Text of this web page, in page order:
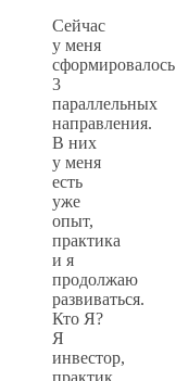
Сейчас
у меня
сформировалось
3
параллельных
направления.
В них
у меня
есть
уже
опыт,
практика
и я
продолжаю
развиваться.
Кто Я?
Я
инвестор,